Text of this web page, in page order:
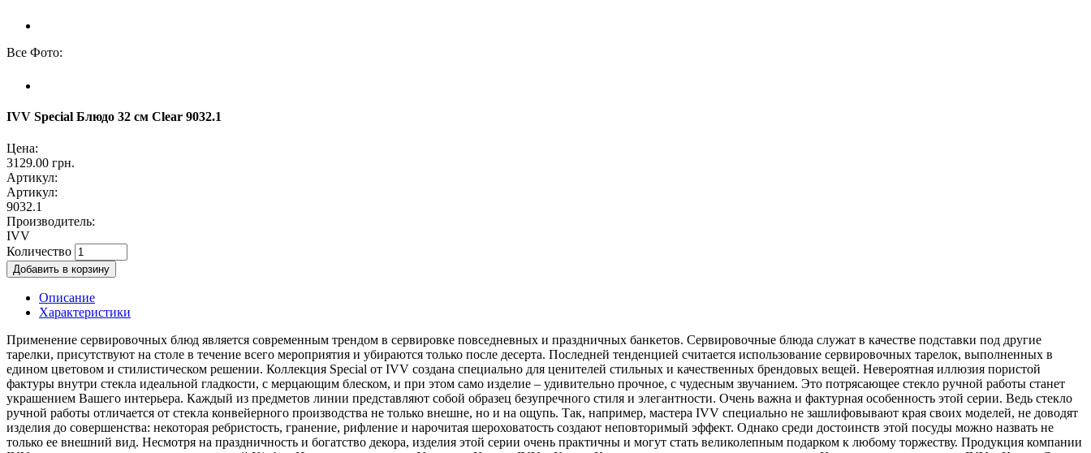
Все Фото:
IVV Special Блюдо 32 см Clear 9032.1
Цена:
3129.00 грн.
Артикул:
Артикул:
9032.1
Производитель:
IVV
Количество
Описание
Характеристики
Применение сервировочных блюд является современным трендом в сервировке повседневных и праздничных банкетов. Сервировочные блюда служат в качестве подставки под другие
тарелки, присутствуют на столе в течение всего мероприятия и убираются только после десерта. Последней тенденцией считается использование сервировочных тарелок, выполненных в
едином цветовом и стилистическом решении. Коллекция Special от IVV создана специально для ценителей стильных и качественных брендовых вещей. Невероятная иллюзия пористой
фактуры внутри стекла идеальной гладкости, с мерцающим блеском, и при этом само изделие – удивительно прочное, с чудесным звучанием. Это потрясающее стекло ручной работы станет
украшением Вашего интерьера. Каждый из предметов линии представляют собой образец безупречного стиля и элегантности. Очень важна и фактурная особенность этой серии. Ведь стекло
ручной работы отличается от стекла конвейерного производства не только внешне, но и на ощупь. Так, например, мастера IVV специально не зашлифовывают края своих моделей, не доводят
изделия до совершенства: некоторая ребристость, гранение, рифление и нарочитая шероховатость создают неповторимый эффект. Однако среди достоинств этой посуды можно назвать не
только ее внешний вид. Несмотря на праздничность и богатство декора, изделия этой серии очень практичны и могут стать великолепным подарком к любому торжеству. Продукция компании